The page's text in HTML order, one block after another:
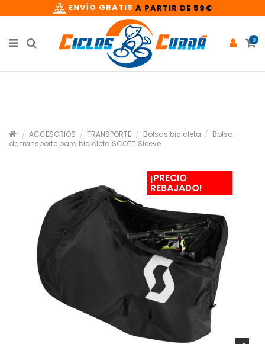
ENVÍO GRATIS A PARTIR DE 59€
0
ACCESORIOS TRANSPORTE Bolsas bicicleta
Bolsa
de transporte para bicicleta SCOTT Sleeve
¡PRECIO
REBAJADO!